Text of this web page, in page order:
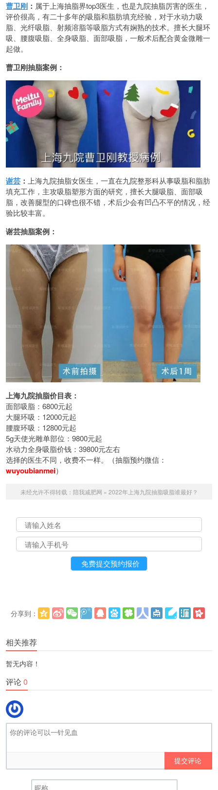
曹卫刚 ： 属于上海抽脂界top3医生，也是九院抽脂厉害的医生，
评价很高，有二十多年的吸脂和脂肪填充经验，对于水动力吸
脂、光纤吸脂、射频溶脂等吸脂方式有娴熟的技术。擅长大腿环
吸、腰腹吸脂、全身吸脂、面部吸脂，一般术后配合黄金微雕一
起做。
曹卫刚抽脂案例：
谢芸 ： 上海九院抽脂女医生，一直在九院整形科从事吸脂和脂肪
填充工作，主攻吸脂塑形方面的研究，擅长大腿吸脂、面部吸
脂，改善腿型的口碑也很不错，术后少会有凹凸不平的情况，经
验比较丰富。
谢芸抽脂案例：
上海九院抽脂价目表：
面部吸脂：6800元起
大腿环吸：12000元起
腰腹环吸：12800元起
5g天使光雕单部位：9800元起
水动力全身吸脂价钱：39800元左右
选择的医生不同，收费不一样。（抽脂预约微信：
wuyoubianmei）
未经允许不得转载： 陪我减肥网 » 2022年上海九院抽脂吸脂谁最好？
分享到：
相关推荐
暂无内容！
评论0
提交评论